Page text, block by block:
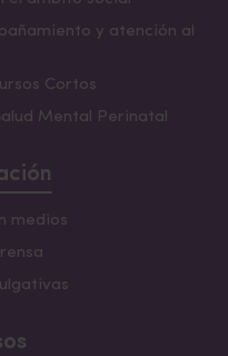
sueltos, ya
y atención al
Cortos
Mental Perinatal
medios